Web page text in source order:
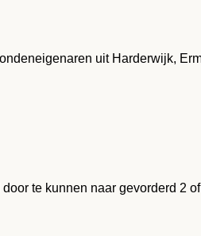
uit Harderwijk,
te kunnen naar gevorderd 2